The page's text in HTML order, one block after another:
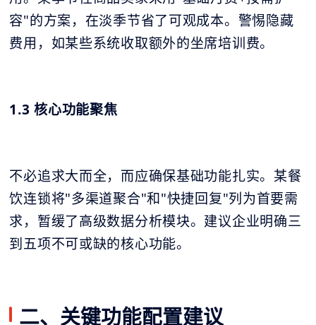
容"的方案，在淡季节省了可观成本。警惕隐藏
费用，如某些系统收取额外的坐席培训费。
1.3 核心功能聚焦
不必追求大而全，而应确保基础功能扎实。某餐
饮连锁将"多渠道聚合"和"快捷回复"列为首要需
求，暂缓了高级数据分析模块。建议企业明确三
到五项不可或缺的核心功能。
二、关键功能配置建议